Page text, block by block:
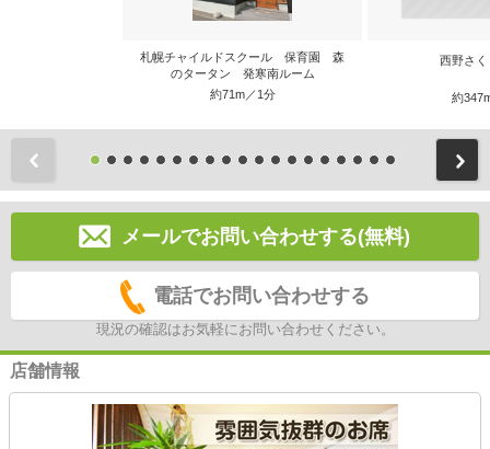
札幌チャイルドスクール 保育園 森
のタータン 発寒南ルーム
約71m／1分
西野さ
約
メールでお問い合わせする(無料)
電話でお問い合わせする
現況の確認はお気軽にお問い合わせください。
店舗情報